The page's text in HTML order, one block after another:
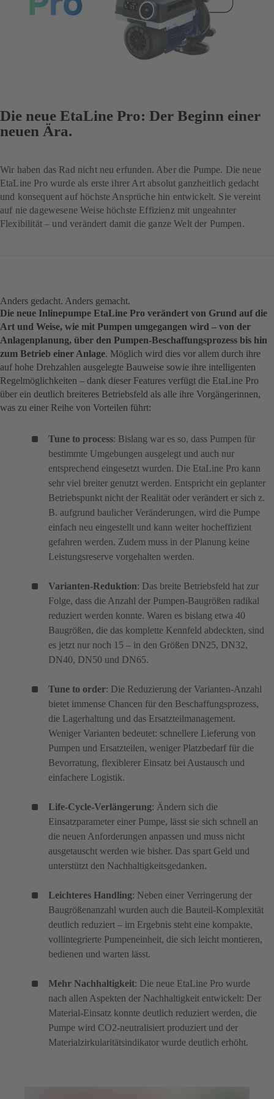
Die neue EtaLine Pro: Der Beginn einer
neuen Ära.
Wir haben das Rad nicht neu erfunden. Aber die Pumpe. Die neue
EtaLine Pro wurde als erste ihrer Art absolut ganzheitlich gedacht
und konsequent auf höchste Ansprüche hin entwickelt. Sie vereint
auf nie dagewesene Weise höchste Effizienz mit ungeahnter
Flexibilität – und verändert damit die ganze Welt der Pumpen.
Anders gedacht. Anders gemacht.
Die neue Inlinepumpe EtaLine Pro verändert von Grund auf die
Art und Weise, wie mit Pumpen umgegangen wird – von der
Anlagenplanung, über den Pumpen-Beschaffungsprozess bis hin
zum Betrieb einer Anlage. Möglich wird dies vor allem durch ihre
auf hohe Drehzahlen ausgelegte Bauweise sowie ihre intelligenten
Regelmöglichkeiten – dank dieser Features verfügt die EtaLine Pro
über ein deutlich breiteres Betriebsfeld als alle ihre Vorgängerinnen,
was zu einer Reihe von Vorteilen führt:
Tune to process: Bislang war es so, dass Pumpen für
bestimmte Umgebungen ausgelegt und auch nur
entsprechend eingesetzt wurden. Die EtaLine Pro kann
sehr viel breiter genutzt werden. Entspricht ein geplanter
Betriebspunkt nicht der Realität oder verändert er sich z.
B. aufgrund baulicher Veränderungen, wird die Pumpe
einfach neu eingestellt und kann weiter hocheffizient
gefahren werden. Zudem muss in der Planung keine
Leistungsreserve vorgehalten werden.
Varianten-Reduktion: Das breite Betriebsfeld hat zur
Folge, dass die Anzahl der Pumpen-Baugrößen radikal
reduziert werden konnte. Waren es bislang etwa 40
Baugrößen, die das komplette Kennfeld abdeckten, sind
es jetzt nur noch 15 – in den Größen DN25, DN32,
DN40, DN50 und DN65.
Tune to order: Die Reduzierung der Varianten-Anzahl
bietet immense Chancen für den Beschaffungsprozess,
die Lagerhaltung und das Ersatzteilmanagement.
Weniger Varianten bedeutet: schnellere Lieferung von
Pumpen und Ersatzteilen, weniger Platzbedarf für die
Bevorratung, flexiblerer Einsatz bei Austausch und
einfachere Logistik.
Life-Cycle-Verlängerung: Ändern sich die
Einsatzparameter einer Pumpe, lässt sie sich schnell an
die neuen Anforderungen anpassen und muss nicht
ausgetauscht werden wie bisher. Das spart Geld und
unterstützt den Nachhaltigkeitsgedanken.
Leichteres Handling: Neben einer Verringerung der
Baugrößenanzahl wurden auch die Bauteil-Komplexität
deutlich reduziert – im Ergebnis steht eine kompakte,
vollintegrierte Pumpeneinheit, die sich leicht montieren,
bedienen und warten lässt.
Mehr Nachhaltigkeit: Die neue EtaLine Pro wurde
nach allen Aspekten der Nachhaltigkeit entwickelt: Der
Material-Einsatz konnte deutlich reduziert werden, die
Pumpe wird CO2-neutralisiert produziert und der
Materialzirkularitätsindikator wurde deutlich erhöht.